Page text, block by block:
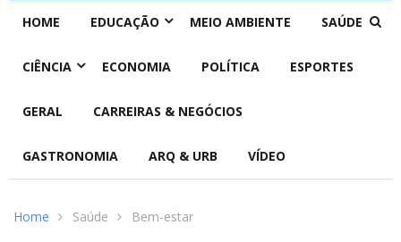
HOME EDUCAÇÃO MEIO AMBIENTE SAÚDE
CIÊNCIA ECONOMIA POLÍTICA ESPORTES
GERAL CARREIRAS & NEGÓCIOS
GASTRONOMIA ARQ & URB VÍDEO
Home Saúde Bem-estar